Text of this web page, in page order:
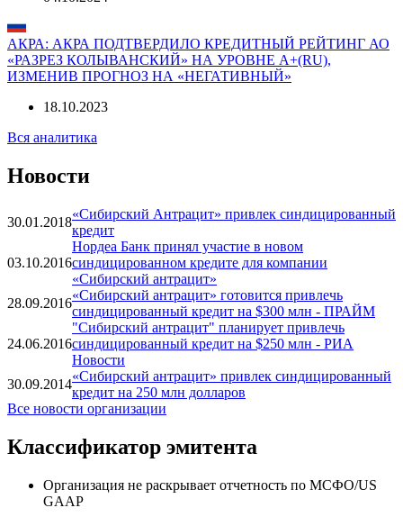
АКРА: АКРА ПОДТВЕРДИЛО КРЕДИТНЫЙ РЕЙТИНГ АО
«РАЗРЕЗ КОЛЫВАНСКИЙ» НА УРОВНЕ А+(RU),
ИЗМЕНИВ ПРОГНОЗ НА «НЕГАТИВНЫЙ»
18.10.2023
Вся аналитика
Новости
30.01.2018
«Сибирский Антрацит» привлек синдицированный
кредит
03.10.2016
Нордеа Банк принял участие в новом
синдицированном кредите для компании
«Сибирский антрацит»
28.09.2016
«Сибирский антрацит» готовится привлечь
синдицированный кредит на $300 млн - ПРАЙМ
24.06.2016
"Сибирский антрацит" планирует привлечь
синдицированный кредит на $250 млн - РИА
Новости
30.09.2014
«Сибирский антрацит» привлек синдицированный
кредит на 250 млн долларов
Все новости организации
Классификатор эмитента
Организация не раскрывает отчетность по МСФО/US
GAAP